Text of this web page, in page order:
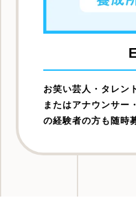
お笑い芸人・タレン
またはアナウンサー
の経験者の⽅も随時